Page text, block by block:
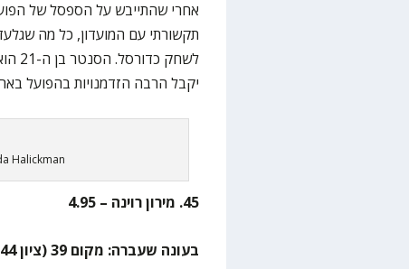
אחרי שהתייבש על הספסל של
תקשורתי עם המועדון, כל מה
יקבל הרבה הזדמנויות בהפועל
Halickman
45. מירון רוינה – 4.95
בעונה שעברה: מקום 39 (ציון 5.44)